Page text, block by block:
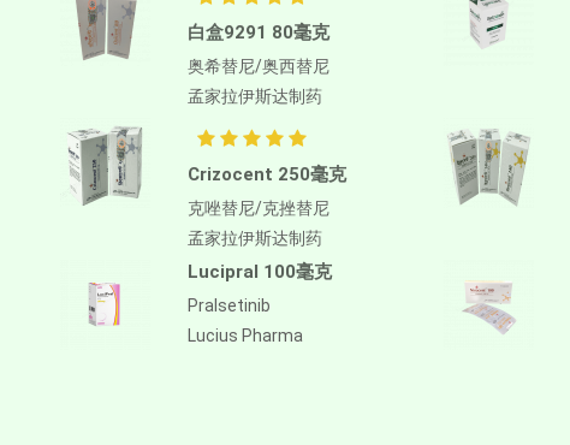
白盒9291 80毫克
奥希替尼/奥西替尼
孟家拉伊斯达制药
Crizocent 250毫克
克唑替尼/克挫替尼
孟家拉伊斯达制药
Lucipral 100毫克
Pralsetinib
Lucius Pharma